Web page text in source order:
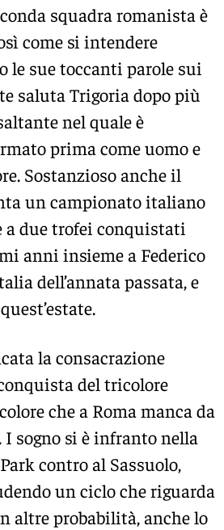
squadra romanista è
come si intendere
le sue toccanti parole sui
saluta Trigoria dopo più
nel quale è
prima come uomo e
Sostanzioso anche il
un campionato italiano
a due trofei conquistati
anni insieme a Federico
dell’annata passata, e
la consacrazione
del tricolore
che a Roma manca da
sogno si è infranto nella
contro al Sassuolo,
un ciclo che riguarda
altre probabilità, anche lo